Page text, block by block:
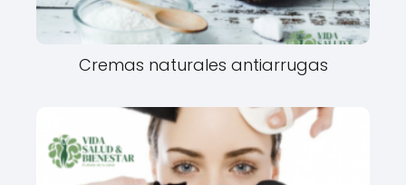
Cremas naturales antiarrugas